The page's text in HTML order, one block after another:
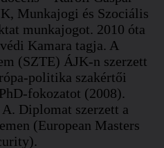
Munkajogi és Szociális
munkajogot. 2010 óta
Kamara tagja. A
(SZTE) ÁJK-n szerzett
politika szakértői
fokozatot (2008).
Diplomat szerzett a
(European Masters